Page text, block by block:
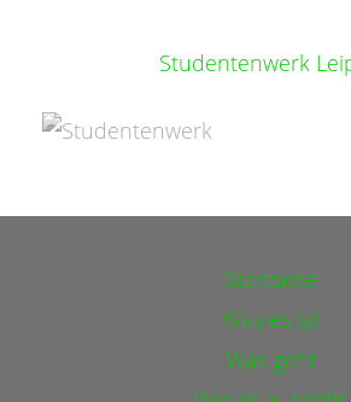
Studentenwerk
Startseite
Was es ist
Was geht